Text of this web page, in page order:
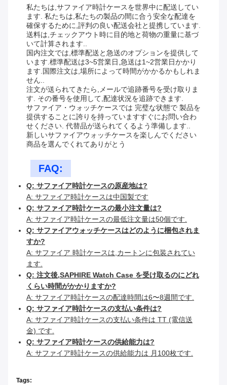
私たちは,サファイア時計ケースを世界中に配送してい
ます. 私たちは,私たちの製品の間に合う安全な配達を
確保するために,評判の良い配送会社と提携しています.
送料は,チェックアウト時に目的地と荷物の重量に基づ
いて計算されます..
国内注文では,標準配送と急送のオプションを提供して
います.標準配送は3~5営業日,急送は1~2営業日かかり
ます.国際注文は,場所によって時間がかかるかもしれま
せん..
注文が送られてきたら,メールで追跡番号を受け取りま
す. その番号を使用して,配達状況を追跡できます.
サファイア・ウォッチケースでは 完璧な状態で 製品を
提供することに誇りを持っていますすぐにお問い合わ
せください. 代替品が送られてくるよう準備します..
新しいサファイアウォッチケースを楽しんでください
商品を選んでくれてありがとう
FAQ:
Q: サファイア時計ケースの原産地は?
A: サファイア時計ケースは中国製です
Q: サファイア時計ケースの最小注文量は?
A: サファイア時計ケースの最低注文量は50個です.
Q: サファイアウォッチケースはどのように梱包されま
すか?
A: サファイア 時計ケースは,カートンに包装されてい
ます.
Q: 注文後,SAPHIRE Watch Case を受け取るのにどれ
くらい時間がかかりますか?
A: サファイア時計ケースの配達時間は6〜8週間です.
Q: サファイア時計ケースの支払い条件は?
A: サファイア時計ケースの支払い条件は TT (電信送
金) です.
Q: サファイア時計ケースの供給能力は?
A: サファイア時計ケースの供給能力は 月100枚です.
Tags: